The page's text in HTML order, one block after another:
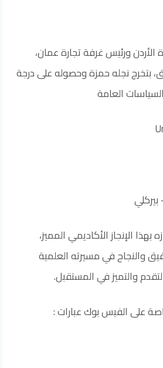
الأردن ورئيس غرفة تجارة عمان،
بتخرج نجله حمزة وحصوله على درجة
العامة
الإنجاز الأكاديمي المميز،
والنجاح في مسيرته العلمية
والتميز في المستقبل.
على الفيس بوك عبارات :